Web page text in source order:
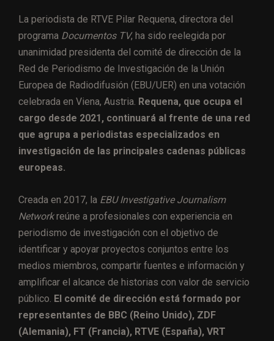
La periodista de RTVE Pilar Requena, directora del
programa Documentos TV, ha sido reelegida por
unanimidad presidenta del comité de dirección de la
Red de Periodismo de Investigación de la Unión
Europea de Radiodifusión (EBU/UER) en una votación
celebrada en Viena, Austria. Requena, que ocupa el
cargo desde 2021, continuará al frente de una red
que agrupa a periodistas especializados en
investigación de las principales cadenas públicas
europeas.
Creada en 2017, la EBU Investigative Journalism
Networkreúne a profesionales con experiencia en
periodismo de investigación con el objetivo de
identificar y apoyar proyectos conjuntos entre los
medios miembros, compartir fuentes e información y
amplificar el alcance de historias con valor de servicio
público. El comité de dirección está formado por
representantes de BBC (Reino Unido), ZDF
(Alemania), FT (Francia), RTVE (España), VRT